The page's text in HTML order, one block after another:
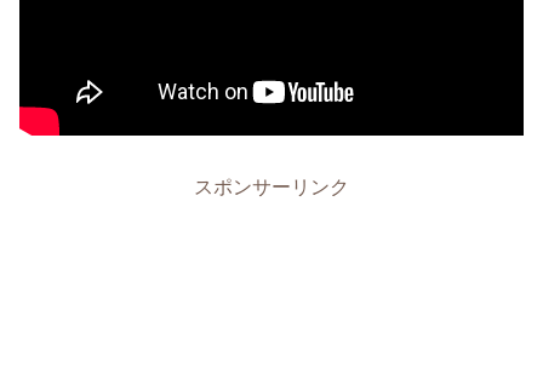
スポンサーリンク